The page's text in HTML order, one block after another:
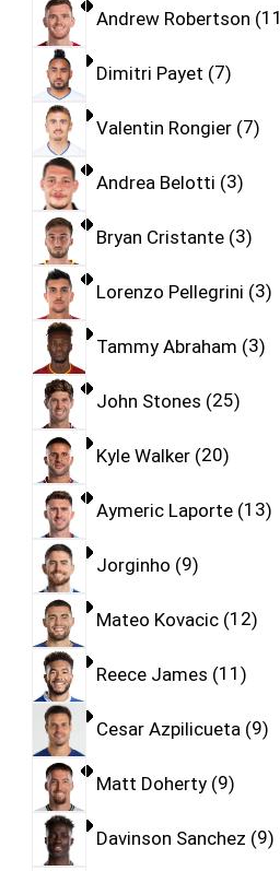
Andrew Robertson 11
Dimitri Payet 7
Valentin Rongier 7
Andrea Belotti 3
Bryan Cristante 3
Lorenzo Pellegrini 3
Tammy Abraham 3
John Stones 25
Kyle Walker 20
Aymeric Laporte 13
Jorginho 9
Mateo Kovacic 12
Reece James 11
Cesar Azpilicueta 9
Matt Doherty 9
Davinson Sanchez 9